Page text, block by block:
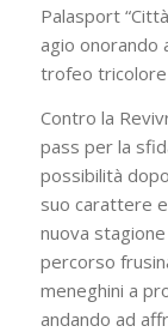
Palasport
agio onorando
trofeo tricolore
Contro la
pass per la
possibilità
suo carattere
nuova
percorso
meneghini a
andando ad